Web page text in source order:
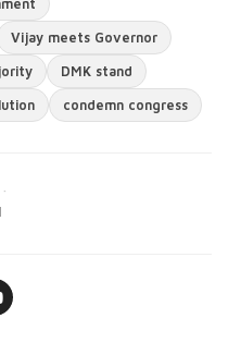
Vijay meets Governor
DMK stand
condemn congress
·